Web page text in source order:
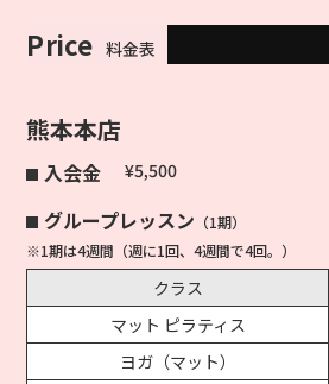
Price 料金表
熊本本店
入会金 ¥5,500
グループレッスン （1期）
※1期は4週間（週に1回、4週間で4回。）
クラス
マット ピラティス
ヨガ（マット）